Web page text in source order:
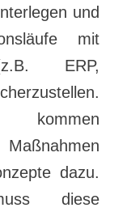
und
mit
ERP,
Maßnahmen
dazu.
diese